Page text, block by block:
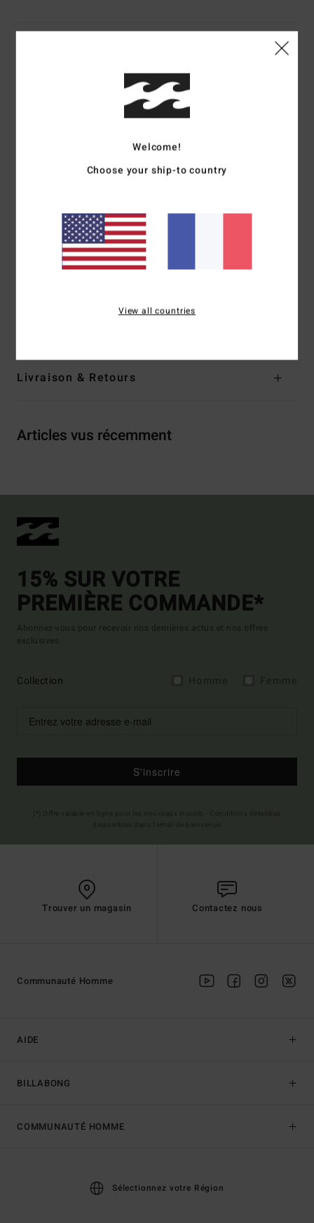
Veste doublée en sherpa Vert Homme
Code couleur
mélange de coton et polyester
Col de chemise classique
Poches :deux poches poitrine boutonnées
Poches pour les mains
Doublure :doublure matelassée en taffetas sur les
manches
Livraison & Retours
Articles vus récemment
15% SUR VOTRE
PREMIÈRE COMMANDE*
Abonnez-vous pour recevoir nos dernières actus et nos offres
exclusives.
Collection
S'inscrire
Trouver un magasin Contactez nous
AIDE
BILLABONG
Communauté Homme
COMMUNAUTÉ HOMME
Sélectionnez votre Région
Welcome!
Choose your ship-to country
View all countries